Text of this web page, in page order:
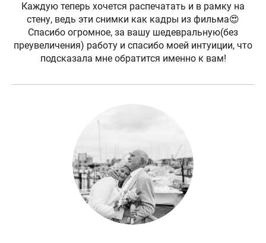
Каждую теперь хочется распечатать и в рамку на
стену, ведь эти снимки как кадры из фильма😍
Спасибо огромное, за вашу шедевральную(без
преувеличения) работу и спасибо моей интуиции, что
подсказала мне обратится именно к вам!